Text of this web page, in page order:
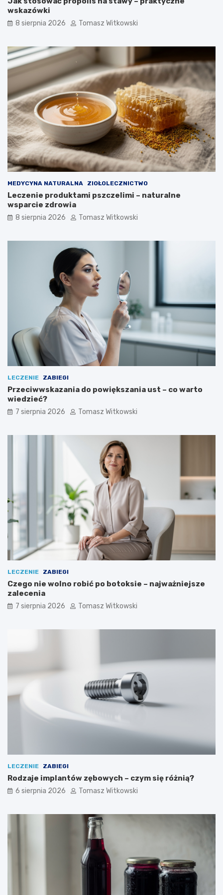
:
e
f
t
y
i
k
d
ł
u
g
o
m
o
ż
n
a
j
s
o
l
e
c
n
i
u
k
r
z
y
c
y
wskazówki
8 sierpnia 2026 Tomasz Witkowski
MEDYCYNA NATURALNA ZIOŁOLECZNICTWO
Leczenie produktami pszczelimi – naturalne
wsparcie zdrowia
8 sierpnia 2026 Tomasz Witkowski
LECZENIE ZABIEGI
Przeciwwskazania do powiększania ust – co warto
wiedzieć?
7 sierpnia 2026 Tomasz Witkowski
LECZENIE ZABIEGI
Czego nie wolno robić po botoksie – najważniejsze
zalecenia
7 sierpnia 2026 Tomasz Witkowski
LECZENIE ZABIEGI
Rodzaje implantów zębowych – czym się różnią?
6 sierpnia 2026 Tomasz Witkowski